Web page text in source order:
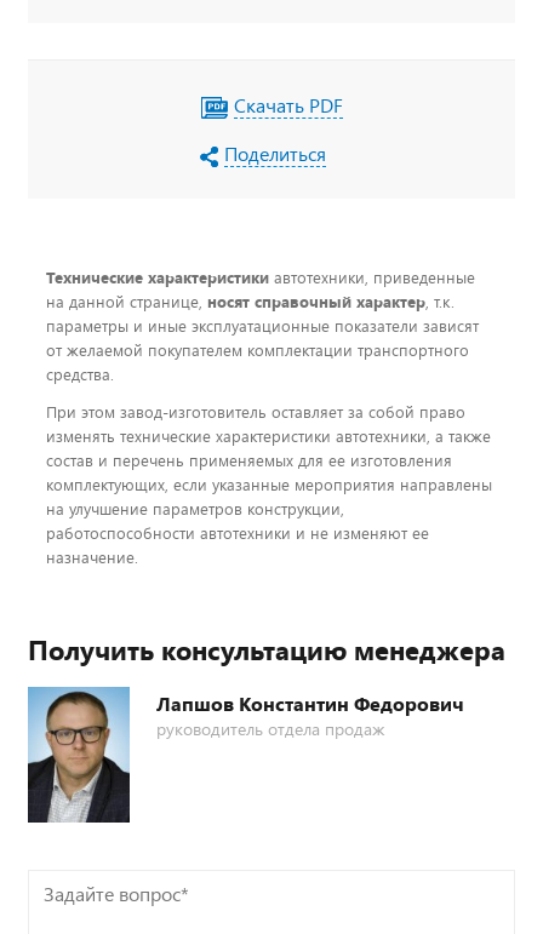
Скачать PDF
Поделиться
Технические характеристики автотехники, приведенные
на данной странице, носят справочный характер, т.к.
параметры и иные эксплуатационные показатели зависят
от желаемой покупателем комплектации транспортного
средства.
При этом завод-изготовитель оставляет за собой право
изменять технические характеристики автотехники, а также
состав и перечень применяемых для ее изготовления
комплектующих, если указанные мероприятия направлены
на улучшение параметров конструкции,
работоспособности автотехники и не изменяют ее
назначение.
Получить консультацию менеджера
Лапшов Константин Федорович
руководитель отдела продаж
Задайте
вопрос*